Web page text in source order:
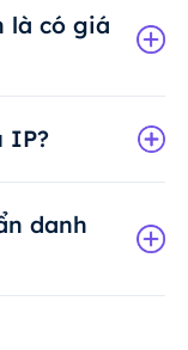
là có giá
IP?
danh